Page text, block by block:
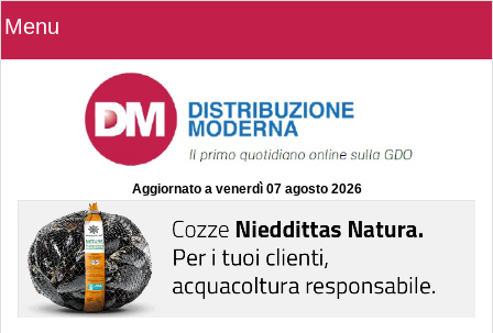
Menu
Aggiornato a venerdì 07 agosto 2026